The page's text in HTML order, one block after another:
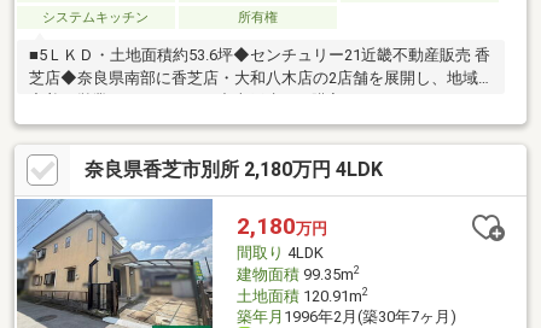
システムキッチン
所有権
■5ＬＫＤ・土地面積約53.6坪◆センチュリー21近畿不動産販売 香
芝店◆奈良県南部に香芝店・大和八木店の2店舗を展開し、地域
ームのご相談やお見積り、プランニングにも対応し、ご入居後の
暮らしに合わせた住まいづくりをサポートいたします。センチュ
リー21のネットワークと情報力を活かし、ご購入後のアフターサ
ービスまで安心して進めていただけるようサポートいたします。
◆住まいづくりに関することなら何でもお気軽にご相談ください
◆
奈良県香芝市別所 2,180万円 4LDK
2,180万円
間取り 4LDK
建物面積99.35m2
土地面積120.91m2
築年月 1996年2月(築30年7ヶ月)